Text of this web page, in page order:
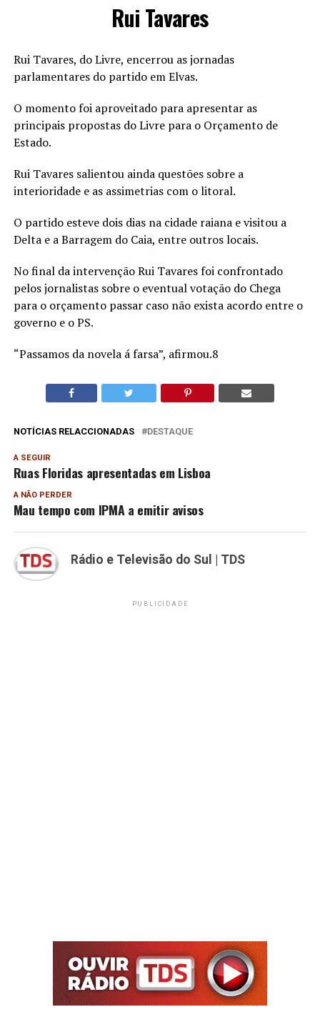
Rui Tavares
Rui Tavares, do Livre, encerrou as jornadas
parlamentares do partido em Elvas.
O momento foi aproveitado para apresentar as
principais propostas do Livre para o Orçamento de
Estado.
Rui Tavares salientou ainda questões sobre a
interioridade e as assimetrias com o litoral.
O partido esteve dois dias na cidade raiana e visitou a
Delta e a Barragem do Caia, entre outros locais.
No final da intervenção Rui Tavares foi confrontado
pelos jornalistas sobre o eventual votação do Chega
para o orçamento passar caso não exista acordo entre o
governo e o PS.
“Passamos da novela á farsa”, afirmou.8
NOTÍCIAS RELACCIONADAS DESTAQUE
A SEGUIR
Ruas Floridas apresentadas em Lisboa
A NÃO PERDER
Mau tempo com IPMA a emitir avisos
Rádio e Televisão do Sul | TDS
PUBLICIDADE